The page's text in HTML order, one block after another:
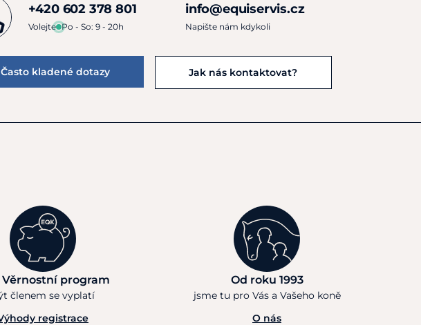
+420 602 378 801
Volejte Po - So: 9 - 20h
info@equiservis.cz
Napište nám kdykoli
Často kladené dotazy Jak nás kontaktovat?
Věrnostní program
členem se vyplatí
registrace
Od roku 1993
jsme tu pro Vás a Vašeho koně
O nás